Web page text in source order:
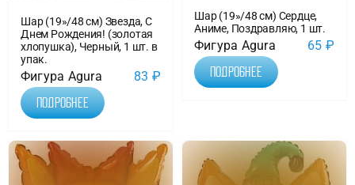
Шар (19»/48 см) Звезда, С
Днем Рождения! (золотая
хлопушка), Черный, 1 шт. в
упак.
Фигура Agura 83 ₽
Подробнее
Шар (19»/48 см) Сердце,
Аниме, Поздравляю, 1 шт.
Фигура Agura 65 ₽
Подробнее